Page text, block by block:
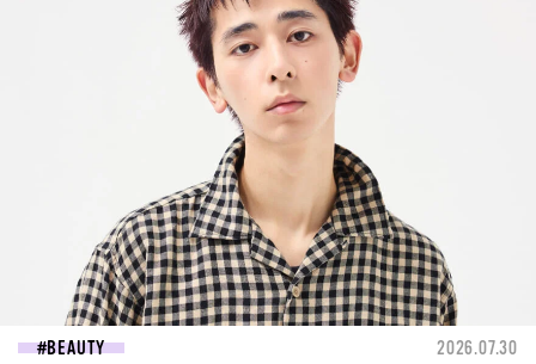
BEAUTY 2026.07.30